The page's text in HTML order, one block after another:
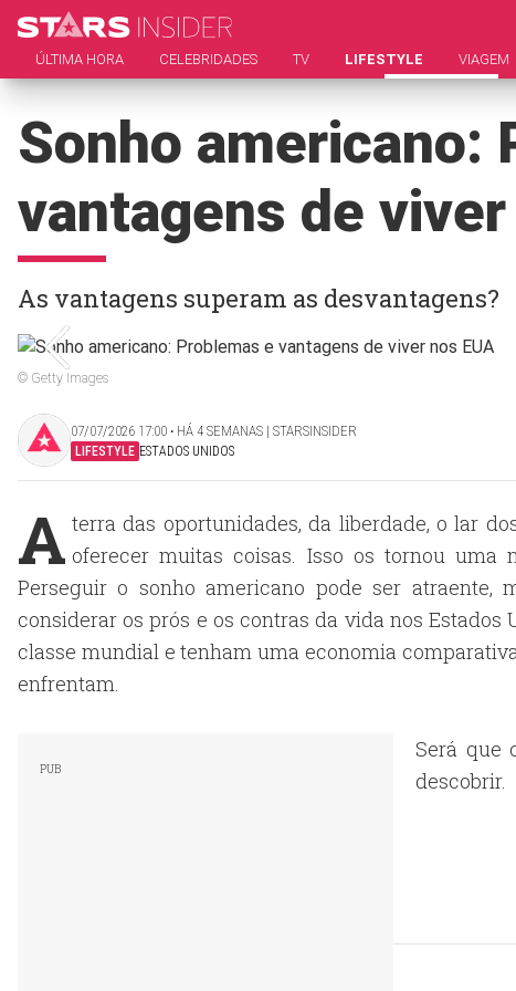
ÚLTIMA HORA CELEBRIDADES TV LIFESTYLE VIAGEM
Sonho americano:
vantagens de viver
As vantagens superam as desvantagens?
© Getty Images
07/07/2026 17:00 ‧ HÁ 4 SEMANAS | STARSINSIDER
LIFESTYLE ESTADOS UNIDOS
A terra das oportunidades, da liberdade, o lar
oferecer muitas coisas. Isso os tornou uma
Perseguir o sonho americano pode ser atraente,
considerar os prós e os contras da vida nos
classe mundial e tenham uma economia
enfrentam.
Será que
descobrir.